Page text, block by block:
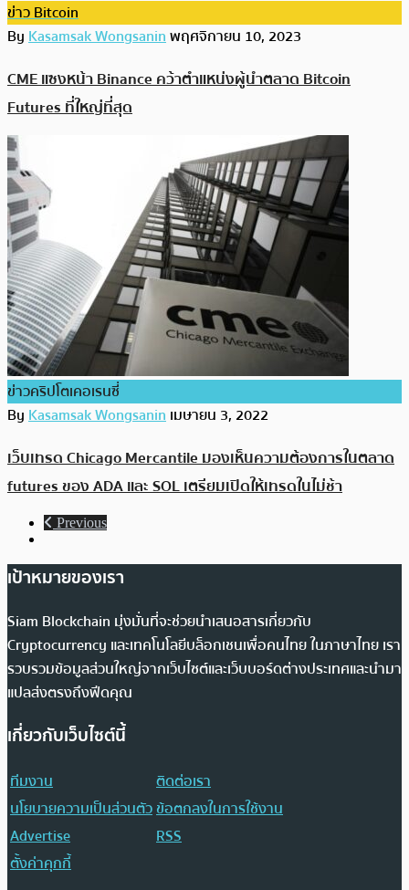
ข่าว Bitcoin
ByKasamsak Wongsaninพฤศจิกายน 10, 2023
CME แซงหน้า Binance คว้าตำแหน่งผู้นำตลาด Bitcoin
Futures ที่ใหญ่ที่สุด
ข่าวคริปโตเคอเรนซี่
ByKasamsak Wongsaninเมษายน 3, 2022
เว็บเทรด Chicago Mercantile มองเห็นความต้องการในตลาด
futures ของ ADA และ SOL เตรียมเปิดให้เทรดในไม่ช้า
Previous
เป้าหมายของเรา
Siam Blockchain มุ่งมั่นที่จะช่วยนำเสนอสารเกี่ยวกับ
Cryptocurrency และเทคโนโลยีบล็อกเชนเพื่อคนไทย ในภาษาไทย เรา
รวบรวมข้อมูลส่วนใหญ่จากเว็บไซต์และเว็บบอร์ดต่างประเทศและนำมา
แปลส่งตรงถึงฟีดคุณ
เกี่ยวกับเว็บไซต์นี้
ทีมงาน
ติดต่อเรา
นโยบายความเป็นส่วนตัวข้อตกลงในการใช้งาน
Advertise
RSS
ตั้งค่าคุกกี้